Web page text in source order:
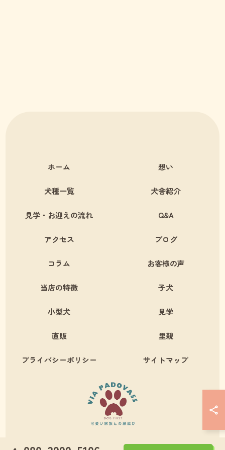
ホーム 想い
犬種一覧 犬舎紹介
見学・お迎えの流れ Q&A
アクセス ブログ
コラム お客様の声
当店の特徴 子犬
小型犬 見学
直販 里親
プライバシーポリシー サイトマップ